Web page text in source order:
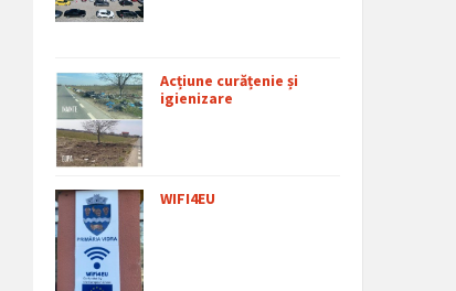
Acțiune curățenie și
igienizare
WIFI4EU